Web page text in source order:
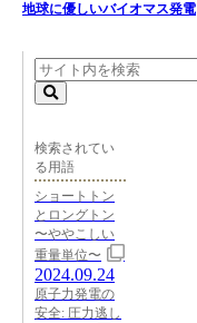
地球に優しいバイオマス発電
検索されてい
る用語
ショートトン
とロングトン
〜ややこしい
重量単位〜
2024.09.24
原子力発電の
安全: 圧力逃し